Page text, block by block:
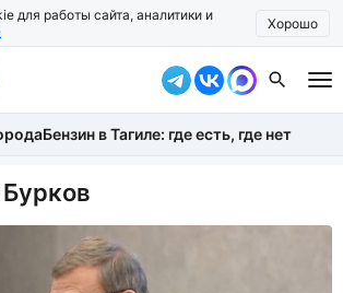
для работы сайта, аналитики и
Хорошо
Бензин в Тагиле: где есть, где нет